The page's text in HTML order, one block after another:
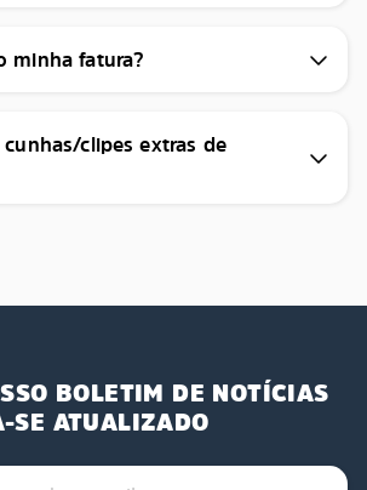
minha fatura?
clipes extras de
BOLETIM DE NOTÍCIAS
SE ATUALIZADO